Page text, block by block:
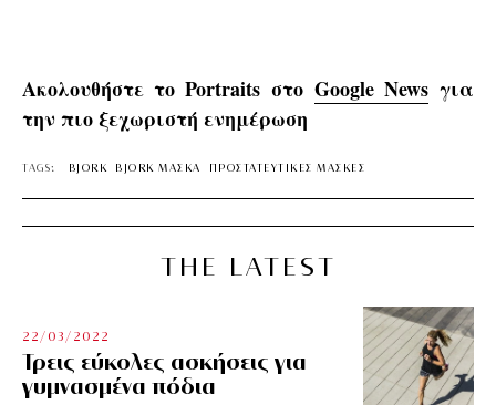
Ακολουθήστε το Portraits στο Google Newsγια
την πιο ξεχωριστή ενημέρωση
TAGS: BJORK BJORK ΜΑΣΚΑ ΠΡΟΣΤΑΤΕΥΤΙΚΕΣ ΜΑΣΚΕΣ
THE LATEST
22/03/2022
Τρεις εύκολες ασκήσεις για
γυμνασμένα πόδια